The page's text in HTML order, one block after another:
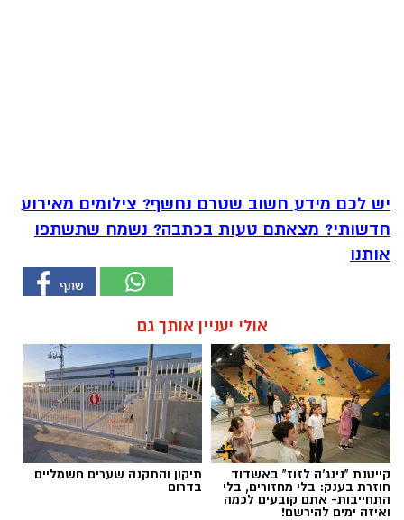
יש לכם מידע חשוב שטרם נחשף? צילומים מאירוע
חדשותי? מצאתם טעות בכתבה? נשמח שתשתפו
אותנו
אולי יעניין אותך גם
קייטנת "נינג'ה לזוז" באשדוד
חוזרת בענק: בלי מחזורים, בלי
התחייבות- אתם קובעים לכמה
ואיזה ימים להירשם!
תיקון והתקנה שערים חשמליים
בדרום